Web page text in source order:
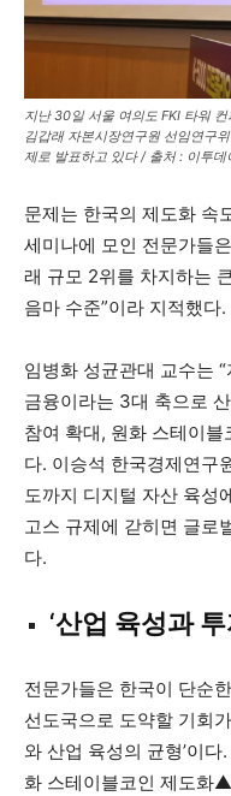
지난 30일 서울 여의도 FKI 타워
김갑래 자본시장연구원 선임연구
제로 발표하고 있다 / 출처 : 이투데
문제는 한국의 제도화 속
세미나에 모인 전문가들
래 규모 2위를 차지하는
음마 수준”이라 지적했다.
임병화 성균관대 교수는
금융이라는 3대 축으로
참여 확대, 원화 스테이블
다. 이승석 한국경제연구
도까지 디지털 자산 육성
고스 규제에 갇히면 글로
다.
‘산업 육성과
전문가들은 한국이 단순
선도국으로 도약할 기회
와 산업 육성의 균형’이
화 스테이블코인 제도화